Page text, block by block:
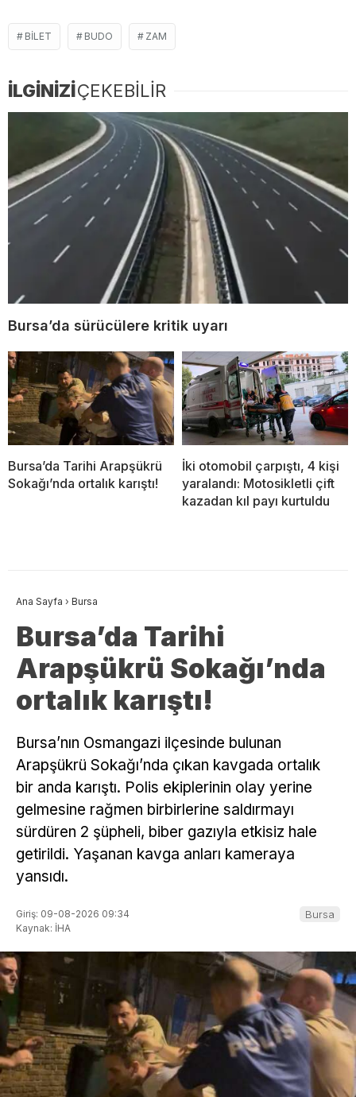
BILET BUDO ZAM
İLGİNİZİÇEKEBİLİR
Bursa’da sürücülere kritik uyarı
Bursa’da Tarihi Arapşükrü
Sokağı’nda ortalık karıştı!
İki otomobil çarpıştı, 4 kişi
yaralandı: Motosikletli çift
kazadan kıl payı kurtuldu
Ana Sayfa › Bursa
Bursa’da Tarihi
Arapşükrü Sokağı’nda
ortalık karıştı!
Bursa’nın Osmangazi ilçesinde bulunan
Arapşükrü Sokağı’nda çıkan kavgada ortalık
bir anda karıştı. Polis ekiplerinin olay yerine
gelmesine rağmen birbirlerine saldırmayı
sürdüren 2 şüpheli, biber gazıyla etkisiz hale
getirildi. Yaşanan kavga anları kameraya
yansıdı.
Giriş: 09-08-2026 09:34
Kaynak: İHA
Bursa